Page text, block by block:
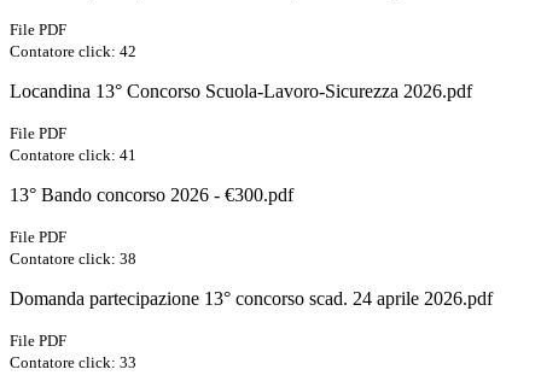
File PDF
Contatore click: 42
Locandina 13° Concorso Scuola-Lavoro-Sicurezza 2026.pdf
File PDF
Contatore click: 41
13° Bando concorso 2026 - €300.pdf
File PDF
Contatore click: 38
Domanda partecipazione 13° concorso scad. 24 aprile 2026.pdf
File PDF
Contatore click: 33